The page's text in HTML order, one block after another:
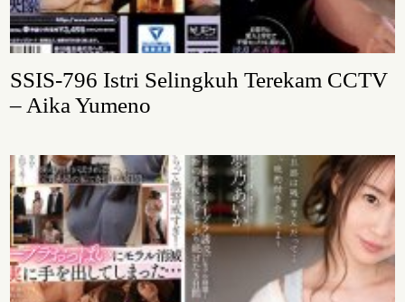
SSIS-796 Istri Selingkuh Terekam CCTV
– Aika Yumeno